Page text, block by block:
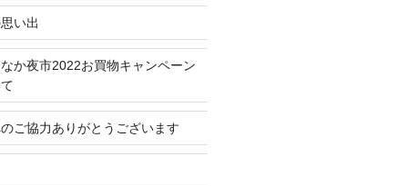
い出
か夜市2022お買物キャンペーン
ご協力ありがとうございます